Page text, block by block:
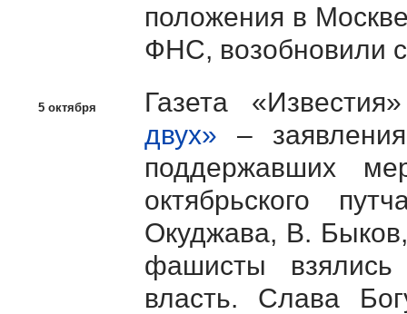
положения в
ФНС, возобновили
5 октября
Газета
двух» –
поддержавших
октябрьского
Окуджава, В.
фашисты взялись
власть. Слава